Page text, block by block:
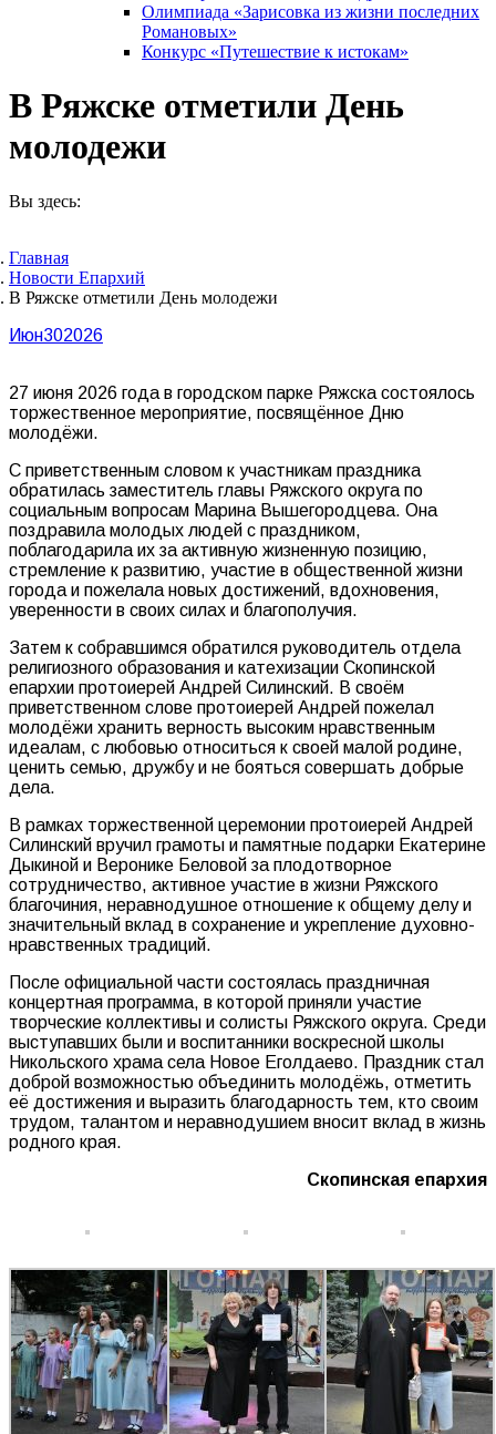
Олимпиада «Зарисовка из жизни последних
Романовых»
Конкурс «Путешествие к истокам»
В Ряжске отметили День
молодежи
Вы здесь:
Главная
Новости Епархий
В Ряжске отметили День молодежи
Июн302026
27 июня 2026 года в городском парке Ряжска состоялось
торжественное мероприятие, посвящённое Дню
молодёжи.
С приветственным словом к участникам праздника
обратилась заместитель главы Ряжского округа по
социальным вопросам Марина Вышегородцева. Она
поздравила молодых людей с праздником,
поблагодарила их за активную жизненную позицию,
стремление к развитию, участие в общественной жизни
города и пожелала новых достижений, вдохновения,
уверенности в своих силах и благополучия.
Затем к собравшимся обратился руководитель отдела
религиозного образования и катехизации Скопинской
епархии протоиерей Андрей Силинский. В своём
приветственном слове протоиерей Андрей пожелал
молодёжи хранить верность высоким нравственным
идеалам, с любовью относиться к своей малой родине,
ценить семью, дружбу и не бояться совершать добрые
дела.
В рамках торжественной церемонии протоиерей Андрей
Силинский вручил грамоты и памятные подарки Екатерине
Дыкиной и Веронике Беловой за плодотворное
сотрудничество, активное участие в жизни Ряжского
благочиния, неравнодушное отношение к общему делу и
значительный вклад в сохранение и укрепление духовно-
нравственных традиций.
После официальной части состоялась праздничная
концертная программа, в которой приняли участие
творческие коллективы и солисты Ряжского округа. Среди
выступавших были и воспитанники воскресной школы
Никольского храма села Новое Еголдаево. Праздник стал
доброй возможностью объединить молодёжь, отметить
её достижения и выразить благодарность тем, кто своим
трудом, талантом и неравнодушием вносит вклад в жизнь
родного края.
Скопинская епархия